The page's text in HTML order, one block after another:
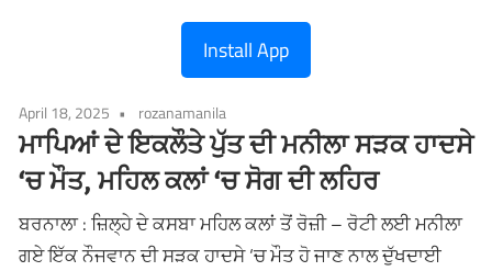
Install App
April 18, 2025 rozanamanila
ਮਾਪਿਆਂ ਦੇ ਇਕਲੌਤੇ ਪੁੱਤ ਦੀ ਮਨੀਲਾ ਸੜਕ ਹਾਦਸੇ
‘ਚ ਮੌਤ, ਮਹਿਲ ਕਲਾਂ ‘ਚ ਸੋਗ ਦੀ ਲਹਿਰ
ਬਰਨਾਲਾ : ਜ਼ਿਲ੍ਹੇ ਦੇ ਕਸਬਾ ਮਹਿਲ ਕਲਾਂ ਤੋਂ ਰੋਜ਼ੀ – ਰੋਟੀ ਲਈ ਮਨੀਲਾ
ਗਏ ਇੱਕ ਨੌਜਵਾਨ ਦੀ ਸੜਕ ਹਾਦਸੇ ‘ਚ ਮੌਤ ਹੋ ਜਾਣ ਨਾਲ ਦੁੱਖਦਾਈ